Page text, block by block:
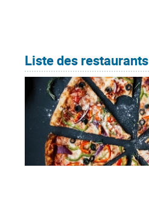
Liste des restaurants